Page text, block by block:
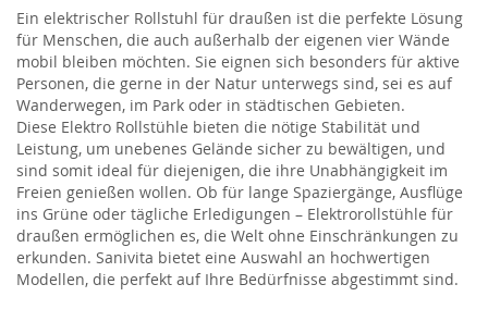
Ein elektrischer Rollstuhl für draußen ist die perfekte Lösung
für Menschen, die auch außerhalb der eigenen vier Wände
mobil bleiben möchten. Sie eignen sich besonders für aktive
Personen, die gerne in der Natur unterwegs sind, sei es auf
Wanderwegen, im Park oder in städtischen Gebieten.
Diese Elektro Rollstühle bieten die nötige Stabilität und
Leistung, um unebenes Gelände sicher zu bewältigen, und
sind somit ideal für diejenigen, die ihre Unabhängigkeit im
Freien genießen wollen. Ob für lange Spaziergänge, Ausflüge
ins Grüne oder tägliche Erledigungen – Elektrorollstühle für
draußen ermöglichen es, die Welt ohne Einschränkungen zu
erkunden. Sanivita bietet eine Auswahl an hochwertigen
Modellen, die perfekt auf Ihre Bedürfnisse abgestimmt sind.